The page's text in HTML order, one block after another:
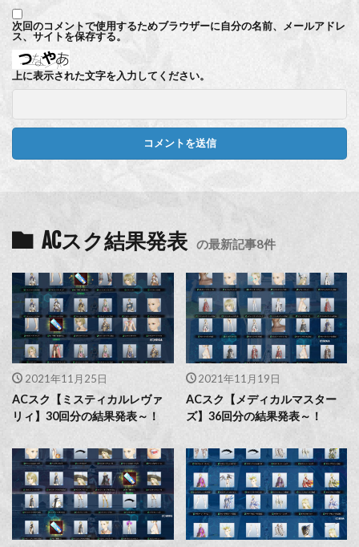
次回のコメントで使用するためブラウザーに自分の名前、メールアドレ
ス、サイトを保存する。
上に表示された文字を入力してください。
ACスク結果発表 の最新記事8件
2021年11月25日
ACスク【ミスティカルレヴァ
リィ】30回分の結果発表～！
2021年11月19日
ACスク【メディカルマスター
ズ】36回分の結果発表～！